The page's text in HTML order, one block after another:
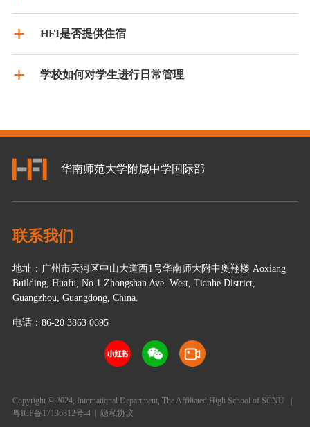
HFI是否提供住宿
学校如何对学生进行日常管理
华南师范大学附属中学国际部
联系我们
地址：广州市天河区中山大道西1号华南师大附中奥翔楼 Aoxiang
Building, Huafu, No.1 Zhongshan Ave. West, Tianhe District,
Guangzhou, Guangdong, China.
电话：86-20 3863 0695
Copyright © 2024, International Department, The Affiliated High School of SCNU
粤ICP备17136812号-4| 隐私协议